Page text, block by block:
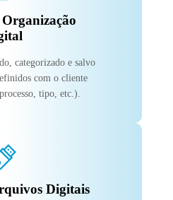
categorizado e salvo
com o cliente
tipo, etc.).
Digitais